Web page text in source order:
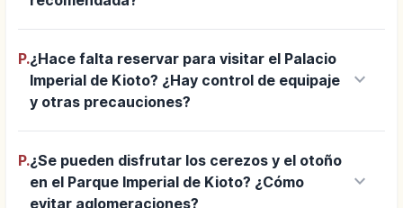
P.¿Hace falta reservar para visitar el Palacio
Imperial de Kioto? ¿Hay control de equipaje
y otras precauciones?
keyboard_arrow_down
P.¿Se pueden disfrutar los cerezos y el otoño
en el Parque Imperial de Kioto? ¿Cómo
evitar aglomeraciones?
keyboard_arrow_down